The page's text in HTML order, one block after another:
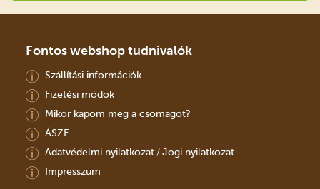
Fontos webshop tudnivalók
Szállítási információk
Fizetési módok
Mikor kapom meg a csomagot?
ÁSZF
Adatvédelmi nyilatkozat/ Jogi nyilatkozat
Impresszum